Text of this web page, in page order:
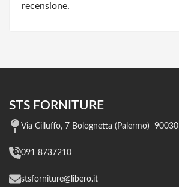
recensione.
STS FORNITURE
Via Cilluffo, 7 Bolognetta (Palermo) 90030
091 8737210
stsforniture@libero.it